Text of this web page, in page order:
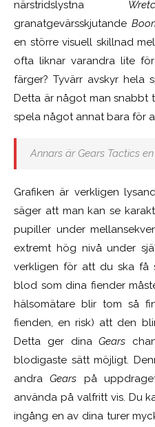
närstridslystna
granatgevärsskjutande
en större visuell skillnad
ofta liknar varandra lite
färger? Tyvärr avskyr hela
Detta är något man snabbt
spela något annat bara för
Annars ärGears Tactics
Grafiken är verkligen
säger att man kan se
pupiller under
extremt hög nivå under
verkligen för att du ska
blod som dina fiender
hälsomätare blir tom så
fienden, en risk) att den
Detta ger dinaGears
blodigaste sätt möjligt.
andraGears på
använda på valfritt vis. Du
ingång en av dina turer